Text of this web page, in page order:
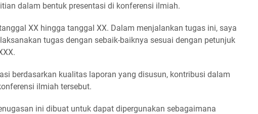
dalam bentuk presentasi di konferensi ilmiah.
XX hingga tanggal XX. Dalam menjalankan tugas ini, saya
tugas dengan sebaik-baiknya sesuai dengan petunjuk
berdasarkan kualitas laporan yang disusun, kontribusi dalam
ilmiah tersebut.
ini dibuat untuk dapat dipergunakan sebagaimana